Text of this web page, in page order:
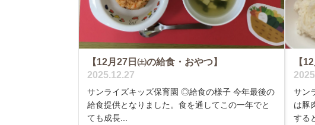
【12月27日㈯の給食・おやつ】
2025.12.27
サンライズキッズ保育園 ◎給食の様子 今年最後の
給食提供となりました。食を通してこの一年でと
ても成長...
【
サン
は豚
する